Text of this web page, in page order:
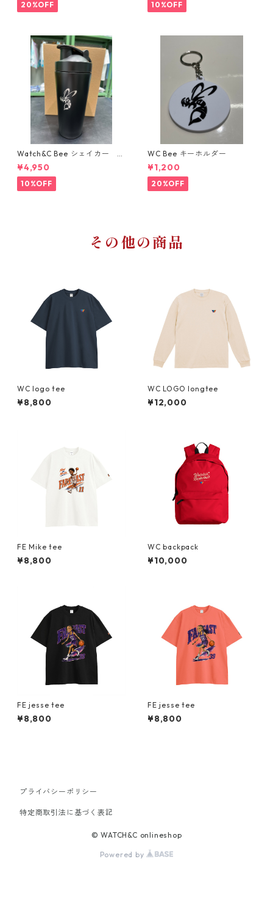
20%OFF 10%OFF
Watch&C Bee シェイカー W
eb限定10点‼️
¥4,950
10%OFF
WC Bee キーホルダー
¥1,200
20%OFF
その他の商品
WC logo tee
¥8,800
WC LOGO longtee
¥12,000
FE Mike tee
¥8,800
WC backpack
¥10,000
FE jesse tee
¥8,800
FE jesse tee
¥8,800
プライバシーポリシー
特定商取引法に基づく表記
© WATCH&C onlineshop
Powered by